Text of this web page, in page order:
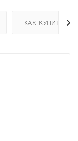
КАК КУПИТЬ